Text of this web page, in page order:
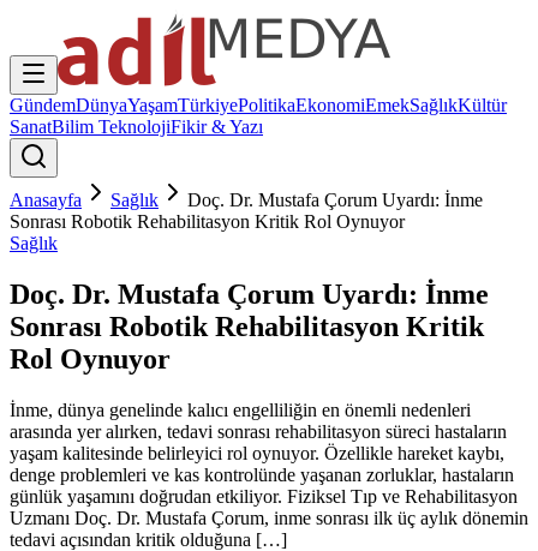
GündemDünyaYaşamTürkiyePolitikaEkonomiEmekSağlıkKültür
SanatBilim TeknolojiFikir & Yazı
Anasayfa Sağlık
Doç. Dr. Mustafa Çorum Uyardı: İnme
Sonrası Robotik Rehabilitasyon Kritik Rol Oynuyor
Sağlık
Doç. Dr. Mustafa Çorum Uyardı: İnme
Sonrası Robotik Rehabilitasyon Kritik
Rol Oynuyor
İnme, dünya genelinde kalıcı engelliliğin en önemli nedenleri
arasında yer alırken, tedavi sonrası rehabilitasyon süreci hastaların
yaşam kalitesinde belirleyici rol oynuyor. Özellikle hareket kaybı,
denge problemleri ve kas kontrolünde yaşanan zorluklar, hastaların
günlük yaşamını doğrudan etkiliyor. Fiziksel Tıp ve Rehabilitasyon
Uzmanı Doç. Dr. Mustafa Çorum, inme sonrası ilk üç aylık dönemin
tedavi açısından kritik olduğuna […]